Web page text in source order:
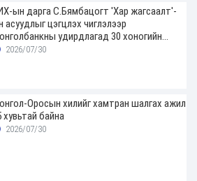
ын дарга С.Бямбацогт 'Хар жагсаалт'-
асуудлыг цэгцлэх чиглэлээр
удирдлагад 30 хоногийн
үүрэг өглөө
2026/07/30
Оросын хилийг хамтран шалгах ажил
хувьтай байна
2026/07/30